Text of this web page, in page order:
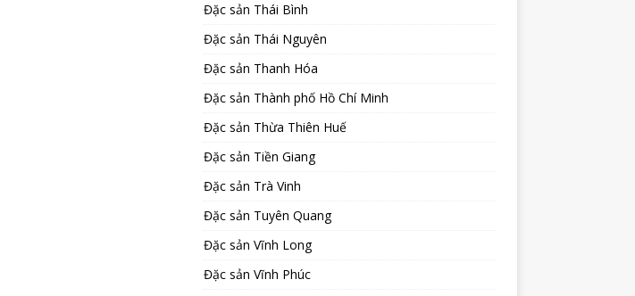
Đặc sản Thái Bình
Đặc sản Thái Nguyên
Đặc sản Thanh Hóa
Đặc sản Thành phố Hồ Chí Minh
Đặc sản Thừa Thiên Huế
Đặc sản Tiền Giang
Đặc sản Trà Vinh
Đặc sản Tuyên Quang
Đặc sản Vĩnh Long
Đặc sản Vĩnh Phúc